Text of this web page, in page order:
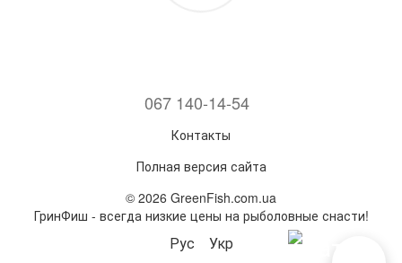
067 140-14-54
Контакты
Полная версия сайта
© 2026 GreenFish.com.ua
ГринФиш - всегда низкие цены на рыболовные снасти!
Рус Укр